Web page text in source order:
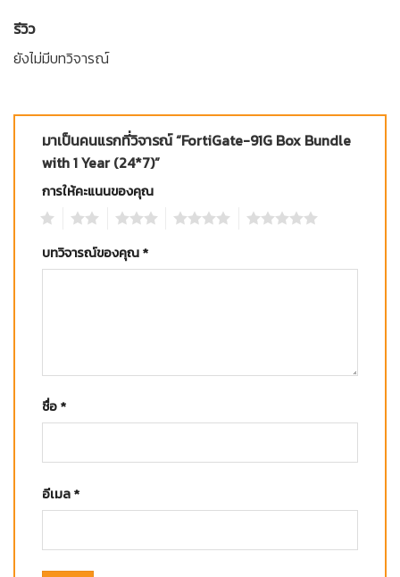
รีวิว
ยังไม่มีบทวิจารณ์
มาเป็นคนแรกที่วิจารณ์ “FortiGate-91G Box Bundle
with 1 Year (24*7)”
การให้คะแนนของคุณ
บทวิจารณ์ของคุณ*
ชื่อ*
อีเมล*